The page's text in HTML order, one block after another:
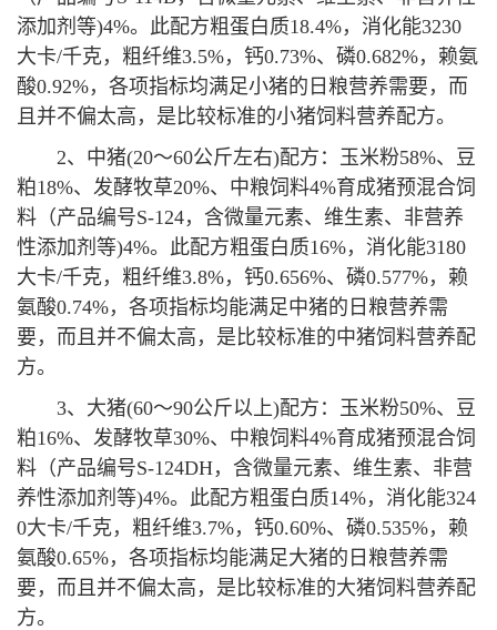
添加剂等)4%。此配方粗蛋白质18.4%，消化能3230
大卡/千克，粗纤维3.5%，钙0.73%、磷0.682%，赖氨
酸0.92%，各项指标均满足小猪的日粮营养需要，而
且并不偏太高，是比较标准的小猪饲料营养配方。
2、中猪(20～60公斤左右)配方：玉米粉58%、豆
粕18%、发酵牧草20%、 中粮饲料4%育成猪预混合饲
料（产品编号S-124， 含微量元素、维生素、非营养
性添加剂等)4%。此配方粗蛋白质16%，消化能3180
大卡/千克，粗纤维3.8%，钙0.656%、磷0.577%，赖
氨酸0.74%，各项指标均能满足中猪的日粮营养需
要，而且并不偏太高，是比较标准的中猪饲料营养配
方。
3、大猪(60～90公斤以上)配方：玉米粉50%、豆
粕16%、发酵牧草30%、 中粮饲料4%育成猪预混合饲
料（产品编号S-124DH， 含微量元素、维生素、非营
养性添加剂等)4%。此配方粗蛋白质14%，消化能324
0大卡/千克，粗纤维3.7%，钙0.60%、磷0.535%，赖
氨酸0.65%，各项指标均能满足大猪的日粮营养需
要，而且并不偏太高，是比较标准的大猪饲料营养配
方。